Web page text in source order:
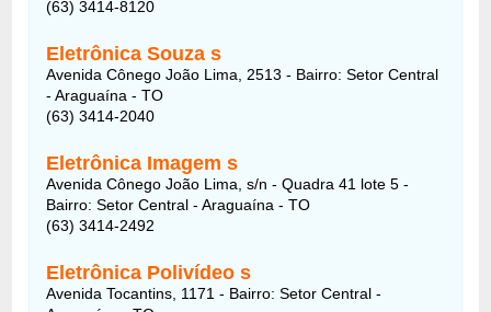
(63) 3414-8120
Eletrônica Souza s
Avenida Cônego João Lima, 2513 - Bairro: Setor Central
- Araguaína - TO
(63) 3414-2040
Eletrônica Imagem s
Avenida Cônego João Lima, s/n - Quadra 41 lote 5 -
Bairro: Setor Central - Araguaína - TO
(63) 3414-2492
Eletrônica Polivídeo s
Avenida Tocantins, 1171 - Bairro: Setor Central -